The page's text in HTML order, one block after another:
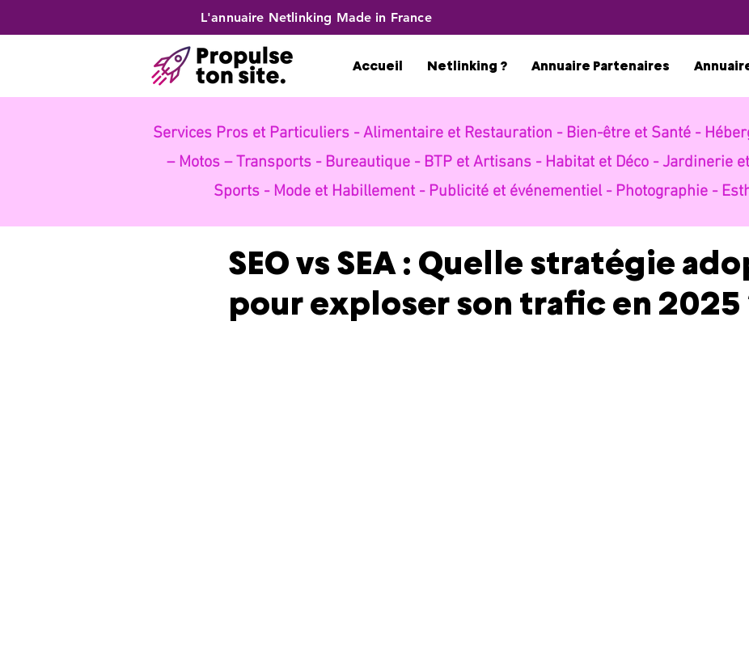
L'annuaire Netlinking Made in France
Accueil Netlinking ? Annuaire Partenaires
Services Pros et Particuliers -Alimentaire et Restauration - Bien-être et Santé -
– Motos – Transports - Bureautique - BTP et Artisans - Habitat et Déco -Jardinerie
Sports - Mode et Habillement - Publicité et événementiel - Photographie -
SEO vs SEA : Quelle stratégie
pour exploser son trafic en 2025